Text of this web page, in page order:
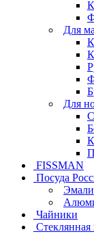
Для
Для
FISSMAN
Посуда
Чайники
Стеклянная